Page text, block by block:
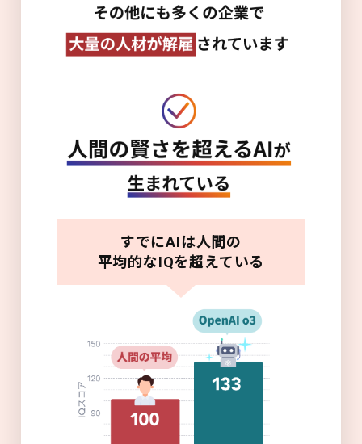
すでにAIは人間の
平均的なIQを超えている